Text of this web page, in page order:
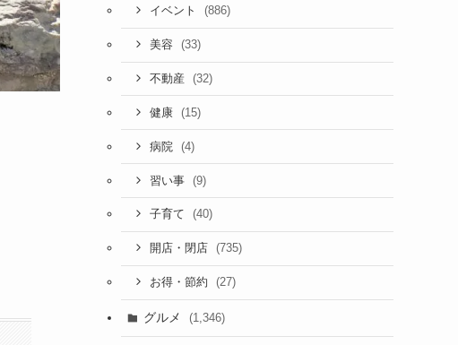
イベント (886)
美容 (33)
不動産 (32)
健康 (15)
病院 (4)
習い事 (9)
子育て (40)
開店・閉店 (735)
お得・節約 (27)
グルメ (1,346)